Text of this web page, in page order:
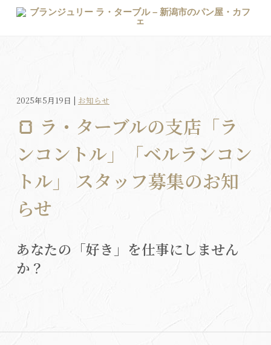
2025年5月19日 | お知らせ
🍞 ラ・ターブルの支店「ラ
ンコントル」「ベルランコン
トル」 スタッフ募集のお知
らせ
あなたの「好き」を仕事にしません
か？